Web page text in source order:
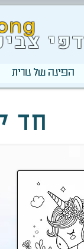
דפי
הפינה של נורית
חד